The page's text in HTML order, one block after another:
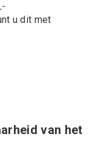
u dit met
van het